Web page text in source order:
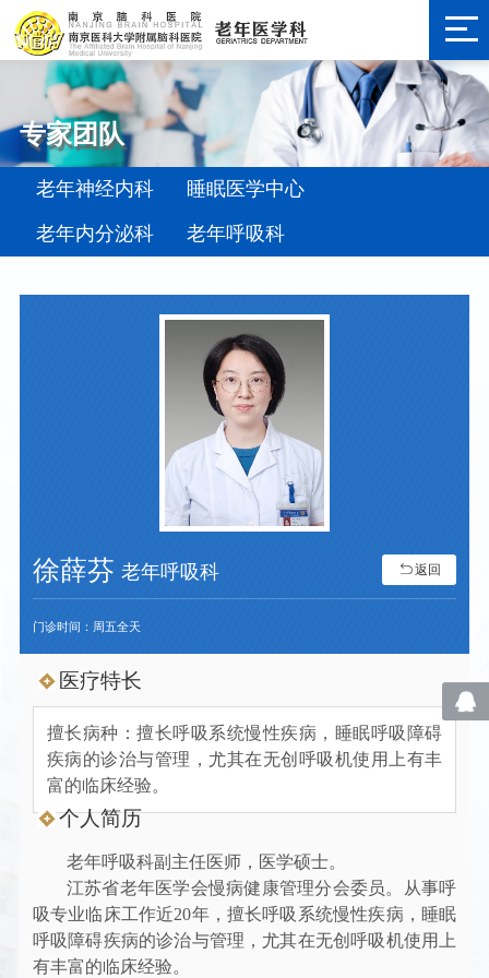
专家团队
老年神经内科 睡眠医学中心
老年内分泌科 老年呼吸科
医疗特长
擅长病种：擅长呼吸系统慢性疾病，睡眠呼吸障碍
疾病的诊治与管理，尤其在无创呼吸机使用上有丰
富的临床经验。
徐薛芬 老年呼吸科 返回
门诊时间：周五全天
个人简历
老年呼吸科副主任医师，医学硕士。
江苏省老年医学会慢病健康管理分会委员。从事呼
吸专业临床工作近20年，擅长呼吸系统慢性疾病，睡眠
呼吸障碍疾病的诊治与管理，尤其在无创呼吸机使用上
有丰富的临床经验。